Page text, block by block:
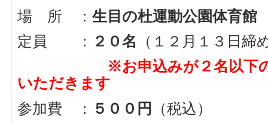
場 所 ： 生目の杜運動公園体育館
定員 ：
２０名 （１２月１３日締
※お申込みが２名以下の場
いただきます
参加費 ：
５００円
（税込）